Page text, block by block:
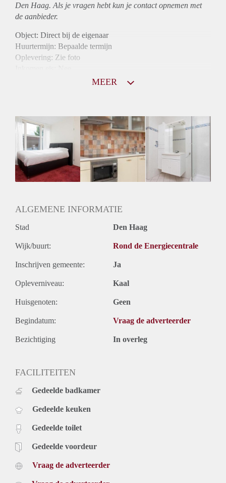
Den Haag. Als je vragen hebt kun je contact opnemen met
de aanbieder.
Object: Direct bij de eigenaar
Huurtermijn: Bepaalde termijn
Oplevering: Zie foto
Gedeelde Douche: Ja
Gedeelde woonkamer: Ja
Huisgenoten: Ja
Geslacht huisgenoten: Gemengd
MEER
ALGEMENE INFORMATIE
Stad Den Haag
Wijk/buurt: Rond de Energiecentrale
Inschrijven gemeente: Ja
Opleverniveau: Kaal
Huisgenoten: Geen
Begindatum: Vraag de adverteerder
Bezichtiging In overleg
FACILITEITEN
Gedeelde badkamer
Gedeelde keuken
Gedeelde toilet
Gedeelde voordeur
Vraag de adverteerder